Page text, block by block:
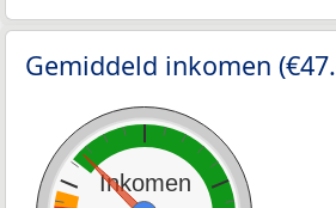
Gemiddeld inkomen
Inkomen